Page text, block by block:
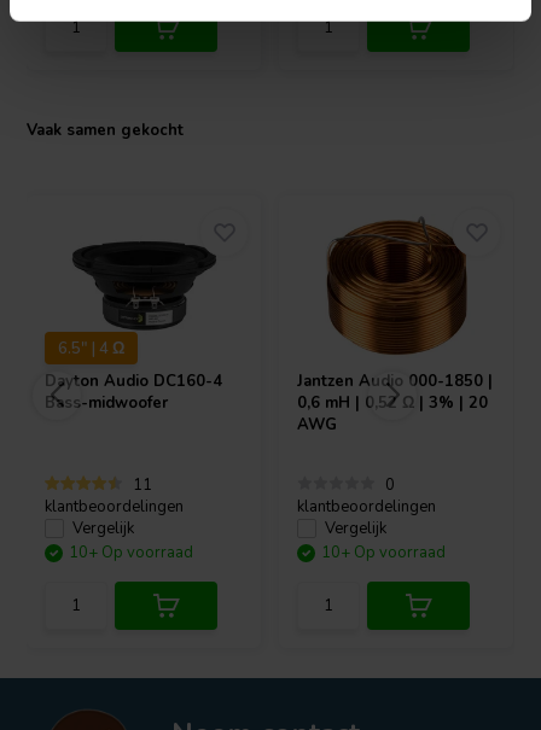
Vaak samen gekocht
6.5" | 4 Ω
Dayton Audio DC160-4
Bass-midwoofer
11
klantbeoordelingen
Vergelijk
10+ Op voorraad
Jantzen Audio 000-1850 |
0,6 mH | 0,52 Ω | 3% | 20
AWG
0
klantbeoordelingen
Vergelijk
10+ Op voorraad